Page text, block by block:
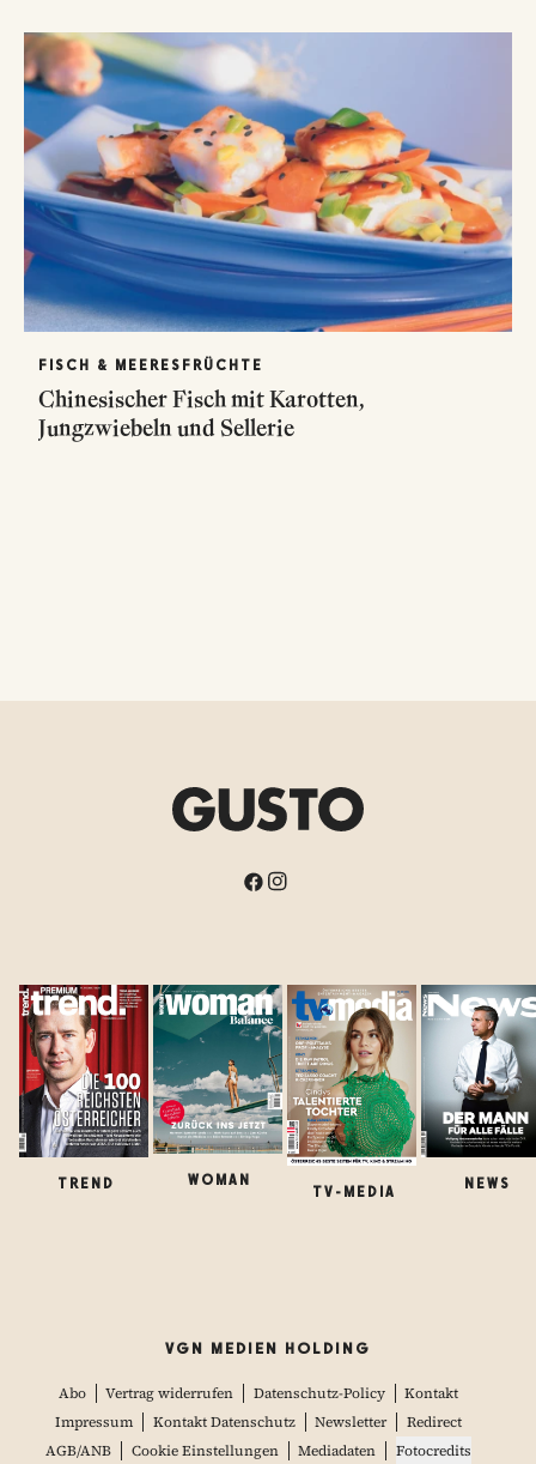
FISCH & MEERESFRÜCHTE
Chinesischer Fisch mit Karotten,
Jungzwiebeln und Sellerie
TREND WOMAN
TV-MEDIA
NEWS
VGN MEDIEN HOLDING
Abo Vertrag widerrufen Datenschutz-Policy
Kontakt
Impressum
Kontakt Datenschutz Newsletter
Redirect
AGB/ANB
Cookie Einstellungen Mediadaten Fotocredits